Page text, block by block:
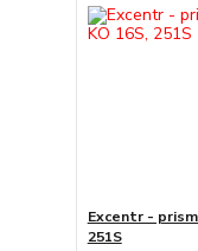
Excentr -
251S